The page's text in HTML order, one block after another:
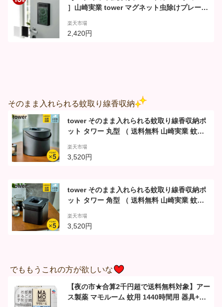
］山崎実業 tower マグネット虫除けプレート
カバー 虫よけケース 虫よけ収納 虫除け 虫よ
け入れ 磁石 ケース yamazaki ブラック ホワ
楽天市場
2,420円
そのまま入れられる蚊取り線香収納
tower そのまま入れられる蚊取り線香収納ポ
ット タワー 丸型 （ 送料無料 山崎実業 蚊取
巻缶用 収納 おしゃれ 蓋付き 持ち手付き ）
楽天市場
3,520円
tower そのまま入れられる蚊取り線香収納ポ
ット タワー 角型 （ 送料無料 山崎実業 蚊取
巻缶用 収納 おしゃれ 蓋付き 持ち手付き ）
楽天市場
3,520円
でももうこれの方が欲しいな
【夜の市★合算2千円超で送料無料対象】アー
ス製薬 マモルーム 蚊用 1440時間用 器具+詰